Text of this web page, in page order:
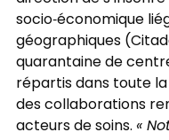
socio‐économique
géographiques
quarantaine de
répartis dans toute
des collaborations
acteurs de soins.«